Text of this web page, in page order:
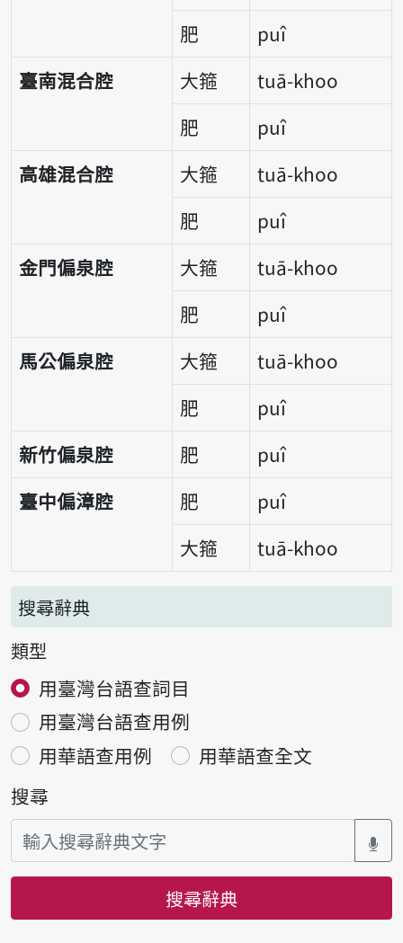
肥
puî
臺南混合腔
大箍
tuā-khoo
肥
puî
高雄混合腔
大箍
tuā-khoo
肥
puî
金門偏泉腔
大箍
tuā-khoo
肥
puî
馬公偏泉腔
大箍
tuā-khoo
肥
puî
新竹偏泉腔
肥
puî
臺中偏漳腔
肥
puî
大箍
tuā-khoo
搜尋辭典
類型
用臺灣台語查詞目
用臺灣台語查用例
用華語查用例
用華語查全文
搜尋
搜尋辭典